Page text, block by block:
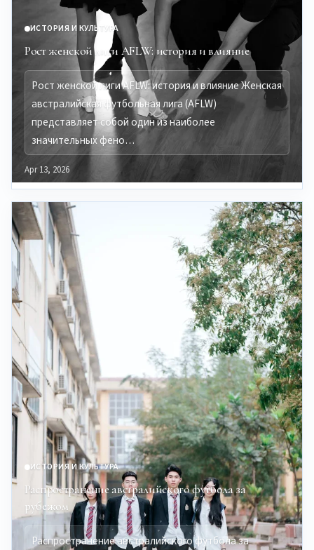
ИСТОРИЯ И КУЛЬТУРА
Рост женской лиги AFLW: история и влияние
Рост женской лиги AFLW: история и влияние Женская
австралийская футбольная лига (AFLW)
представляет собой один из наиболее
значительных фено…
Apr 13, 2026
ИСТОРИЯ И КУЛЬТУРА
Распространение австралийского футбола за
рубежом
Распространение австралийского футбола за